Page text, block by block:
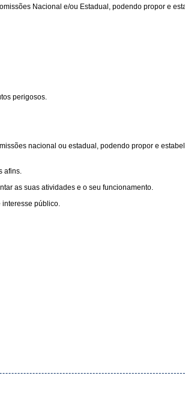
Nacional e/ou Estadual, podendo propor e
perigosos.
nacional ou estadual, podendo propor e
afins.
as suas atividades e o seu funcionamento.
interesse público.